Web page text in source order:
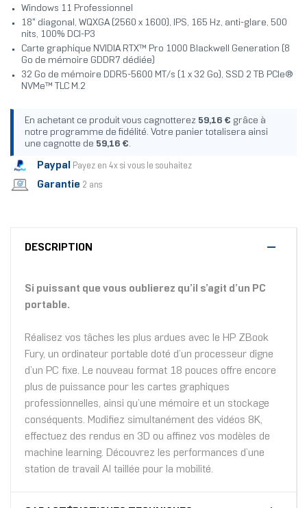
Windows 11 Professionnel
18" diagonal, WQXGA (2560 x 1600), IPS, 165 Hz, anti-glare, 500
nits, 100% DCI-P3
Carte graphique NVIDIA RTX™ Pro 1000 Blackwell Generation (8
Go de mémoire GDDR7 dédiée)
32 Go de mémoire DDR5-5600 MT/s (1 x 32 Go), SSD 2 TB PCIe®
NVMe™ TLC M.2
En achetant ce produit vous cagnotterez 59,16 € grâce à
notre programme de fidélité. Votre panier totalisera ainsi
une cagnotte de 59,16 €.
Paypal Payez en 4x si vous le souhaitez
Garantie 2 ans
DESCRIPTION
Si puissant que vous oublierez qu’il s’agit d’un PC
portable.
Réalisez vos tâches les plus ardues avec le HP ZBook
Fury, un ordinateur portable doté d’un processeur digne
d’un PC fixe. Le nouveau format 18 pouces offre encore
plus de puissance pour les cartes graphiques
professionnelles, ainsi qu’une mémoire et un stockage
conséquents. Modifiez simultanément des vidéos 8K,
effectuez des rendus en 3D ou affinez vos modèles de
machine learning. Découvrez les performances d’une
station de travail AI taillée pour la mobilité.